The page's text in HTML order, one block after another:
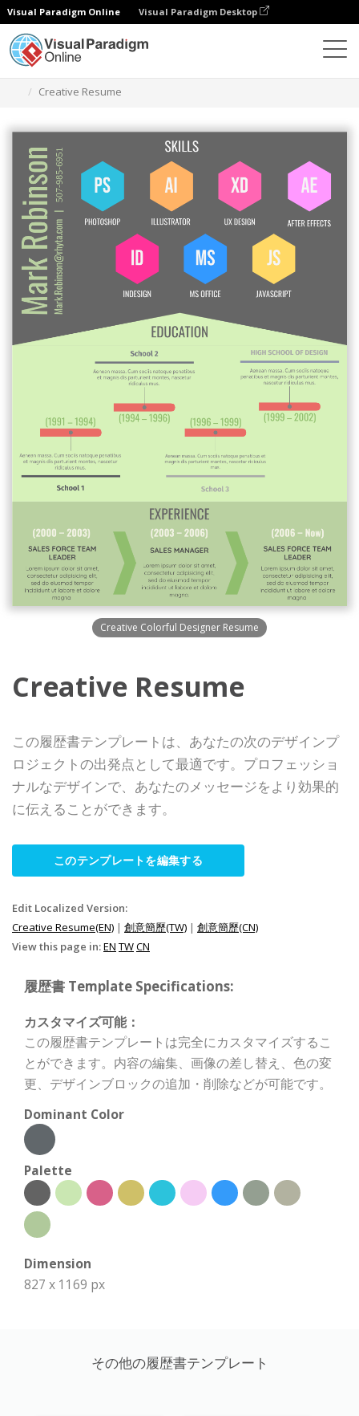
Visual Paradigm Online Visual Paradigm Desktop
Creative Resume
Creative Colorful Designer Resume
Creative Resume
この履歴書テンプレートは、あなたの次のデザインプ
ロジェクトの出発点として最適です。プロフェッショ
ナルなデザインで、あなたのメッセージをより効果的
に伝えることができます。
このテンプレートを編集する
Edit Localized Version:
Creative Resume(EN) | 創意簡歷(TW) | 創意簡歷(CN)
View this page in:EN TWCN
履歴書 Template Specifications:
カスタマイズ可能：
この履歴書テンプレートは完全にカスタマイズするこ
とができます。内容の編集、画像の差し替え、色の変
更、デザインブロックの追加・削除などが可能です。
Dominant Color
Palette
Dimension
827 x 1169 px
その他の履歴書テンプレート